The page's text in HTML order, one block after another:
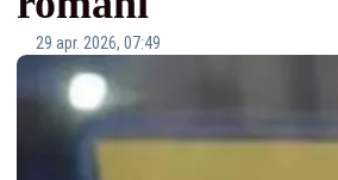
29 apr. 2026, 07:49